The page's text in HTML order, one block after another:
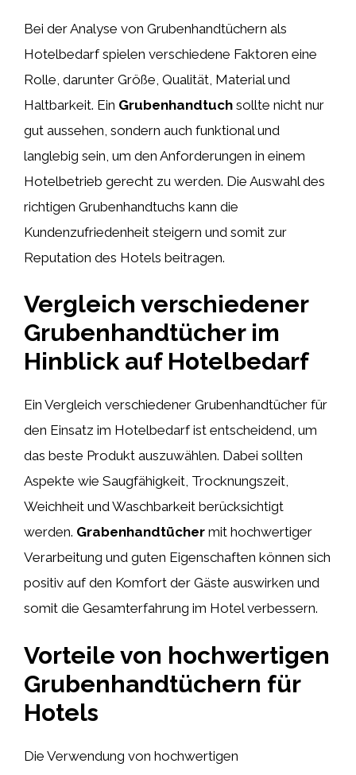
Bei der Analyse von Grubenhandtüchern als
Hotelbedarf spielen verschiedene Faktoren eine
Rolle, darunter Größe, Qualität, Material und
Haltbarkeit. Ein Grubenhandtuch sollte nicht nur
gut aussehen, sondern auch funktional und
langlebig sein, um den Anforderungen in einem
Hotelbetrieb gerecht zu werden. Die Auswahl des
richtigen Grubenhandtuchs kann die
Kundenzufriedenheit steigern und somit zur
Reputation des Hotels beitragen.
Vergleich verschiedener
Grubenhandtücher im
Hinblick auf Hotelbedarf
Ein Vergleich verschiedener Grubenhandtücher für
den Einsatz im Hotelbedarf ist entscheidend, um
das beste Produkt auszuwählen. Dabei sollten
Aspekte wie Saugfähigkeit, Trocknungszeit,
Weichheit und Waschbarkeit berücksichtigt
werden. Grabenhandtücher mit hochwertiger
Verarbeitung und guten Eigenschaften können sich
positiv auf den Komfort der Gäste auswirken und
somit die Gesamterfahrung im Hotel verbessern.
Vorteile von hochwertigen
Grubenhandtüchern für
Hotels
Die Verwendung von hochwertigen